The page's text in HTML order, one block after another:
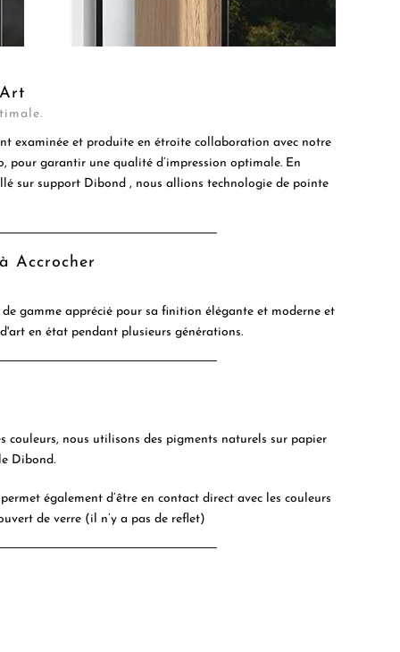
examinée et produite en étroite collaboration avec notre
pour garantir une qualité d’impression optimale. En
sur support Dibond , nous allions technologie de pointe
Accrocher
gamme apprécié pour sa finition élégante et moderne et
en état pendant plusieurs générations.
couleurs, nous utilisons des pigments naturels sur papier
Dibond.
également d’être en contact direct avec les couleurs
de verre (il n’y a pas de reflet)